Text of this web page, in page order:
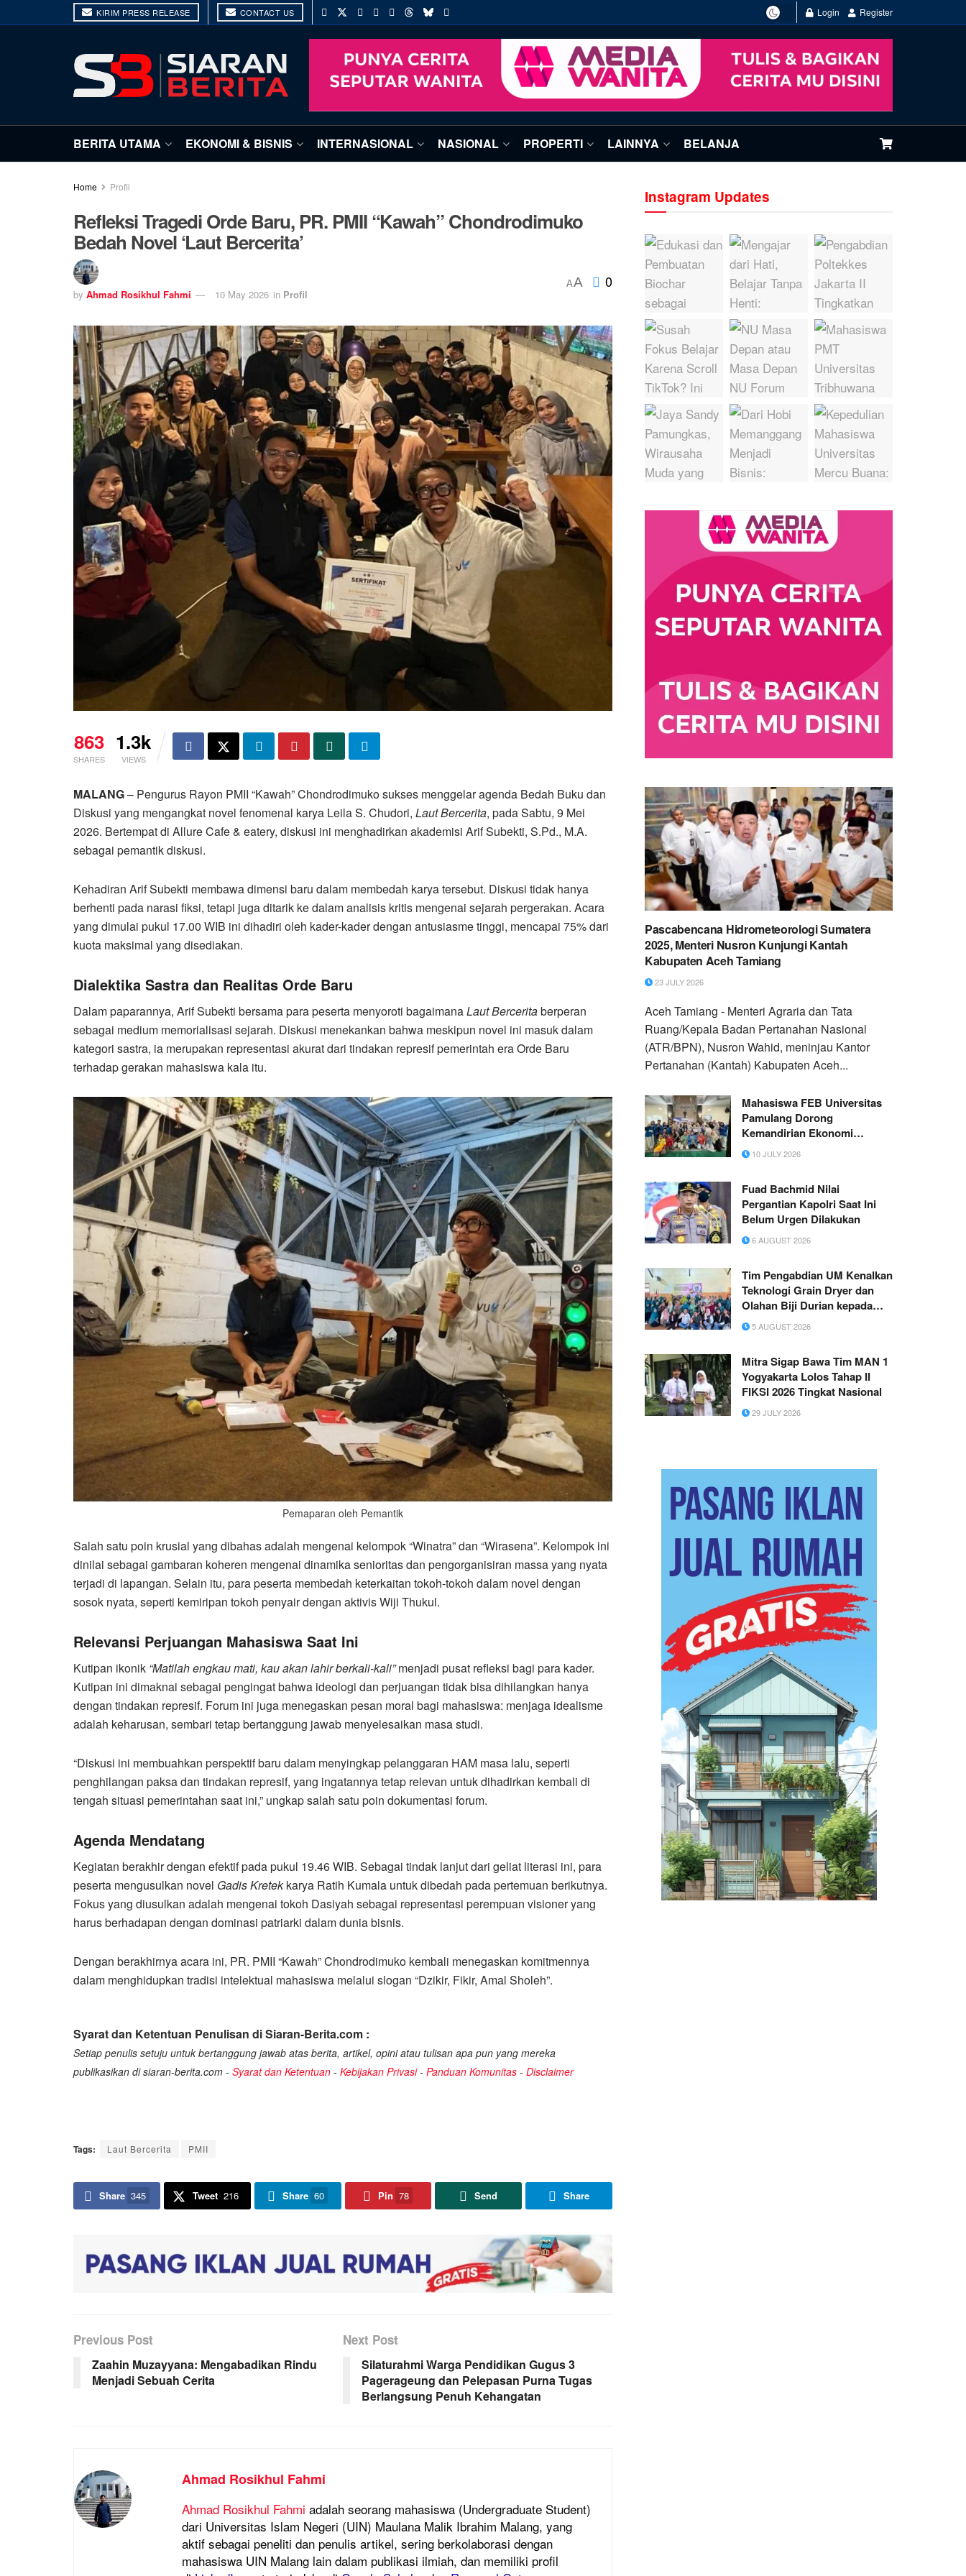
KIRIM PRESS RELEASE CONTACT US Login Register
BERITA UTAMA EKONOMI & BISNIS INTERNASIONAL NASIONAL PROPERTI LAINNYA BELANJA
Home Profil
Refleksi Tragedi Orde Baru, PR. PMII “Kawah” Chondrodimuko
Bedah Novel ‘Laut Bercerita’
by Ahmad Rosikhul Fahmi 10 May 2026 in Profil
AA 0
863
SHARES
1.3k
VIEWS
MALANG– Pengurus Rayon PMII “Kawah” Chondrodimuko sukses menggelar agenda Bedah Buku dan
Diskusi yang mengangkat novel fenomenal karya Leila S. Chudori, Laut Bercerita, pada Sabtu, 9 Mei
2026. Bertempat di Allure Cafe & eatery, diskusi ini menghadirkan akademisi Arif Subekti, S.Pd., M.A.
sebagai pemantik diskusi.
Kehadiran Arif Subekti membawa dimensi baru dalam membedah karya tersebut. Diskusi tidak hanya
berhenti pada narasi fiksi, tetapi juga ditarik ke dalam analisis kritis mengenai sejarah pergerakan. Acara
yang dimulai pukul 17.00 WIB ini dihadiri oleh kader-kader dengan antusiasme tinggi, mencapai 75% dari
kuota maksimal yang disediakan.
Dialektika Sastra dan Realitas Orde Baru
Dalam paparannya, Arif Subekti bersama para peserta menyoroti bagaimanaLaut Berceritaberperan
sebagai medium memorialisasi sejarah. Diskusi menekankan bahwa meskipun novel ini masuk dalam
kategori sastra, ia merupakan representasi akurat dari tindakan represif pemerintah era Orde Baru
terhadap gerakan mahasiswa kala itu.
Pemaparan oleh Pemantik
Salah satu poin krusial yang dibahas adalah mengenai kelompok “Winatra” dan “Wirasena”. Kelompok ini
dinilai sebagai gambaran koheren mengenai dinamika senioritas dan pengorganisiran massa yang nyata
terjadi di lapangan. Selain itu, para peserta membedah keterkaitan tokoh-tokoh dalam novel dengan
sosok nyata, seperti kemiripan tokoh penyair dengan aktivis Wiji Thukul.
Relevansi Perjuangan Mahasiswa Saat Ini
Kutipan ikonik “Matilah engkau mati, kau akan lahir berkali-kali”menjadi pusat refleksi bagi para kader.
Kutipan ini dimaknai sebagai pengingat bahwa ideologi dan perjuangan tidak bisa dihilangkan hanya
dengan tindakan represif. Forum ini juga menegaskan pesan moral bagi mahasiswa: menjaga idealisme
adalah keharusan, sembari tetap bertanggung jawab menyelesaikan masa studi.
“Diskusi ini membuahkan perspektif baru dalam menyingkap pelanggaran HAM masa lalu, seperti
penghilangan paksa dan tindakan represif, yang ingatannya tetap relevan untuk dihadirkan kembali di
tengah situasi pemerintahan saat ini,” ungkap salah satu poin dokumentasi forum.
Agenda Mendatang
Kegiatan berakhir dengan efektif pada pukul 19.46 WIB. Sebagai tindak lanjut dari geliat literasi ini, para
peserta mengusulkan novel Gadis Kretekkarya Ratih Kumala untuk dibedah pada pertemuan berikutnya.
Fokus yang diusulkan adalah mengenai tokoh Dasiyah sebagai representasi perempuan visioner yang
harus berhadapan dengan dominasi patriarki dalam dunia bisnis.
Dengan berakhirnya acara ini, PR. PMII “Kawah” Chondrodimuko kembali menegaskan komitmennya
dalam menghidupkan tradisi intelektual mahasiswa melalui slogan “Dzikir, Fikir, Amal Sholeh”.
Syarat dan Ketentuan Penulisan di Siaran-Berita.com :
Setiap penulis setuju untuk bertanggung jawab atas berita, artikel, opini atau tulisan apa pun yang mereka
publikasikan di siaran-berita.com - Syarat dan Ketentuan - Kebijakan Privasi- Panduan Komunitas - Disclaimer
Tags: Laut Bercerita PMII
Share 345 Tweet 216 Share 60 Pin 78 Send Share
Previous Post
Zaahin Muzayyana: Mengabadikan Rindu
Menjadi Sebuah Cerita
Next Post
Silaturahmi Warga Pendidikan Gugus 3
Pagerageung dan Pelepasan Purna Tugas
Berlangsung Penuh Kehangatan
Ahmad Rosikhul Fahmi
Ahmad Rosikhul Fahmi adalah seorang mahasiswa (Undergraduate Student)
dari Universitas Islam Negeri (UIN) Maulana Malik Ibrahim Malang, yang
aktif sebagai peneliti dan penulis artikel, sering berkolaborasi dengan
mahasiswa UIN Malang lain dalam publikasi ilmiah, dan memiliki profil
Instagram Updates
Pascabencana Hidrometeorologi Sumatera
2025, Menteri Nusron Kunjungi Kantah
Kabupaten Aceh Tamiang
23 JULY 2026
Aceh Tamiang - Menteri Agraria dan Tata
Ruang/Kepala Badan Pertanahan Nasional
(ATR/BPN), Nusron Wahid, meninjau Kantor
Pertanahan (Kantah) Kabupaten Aceh...
Mahasiswa FEB Universitas
Pamulang Dorong
Kemandirian Ekonomi
Masyarakat melalui Literasi
Digital dan Pemanfaatan
10 JULY 2026
Fuad Bachmid Nilai
Pergantian Kapolri Saat Ini
Belum Urgen Dilakukan
6 AUGUST 2026
Tim Pengabdian UM Kenalkan
Teknologi Grain Dryer dan
Olahan Biji Durian kepada
Masyarakat Desa Jombok
5 AUGUST 2026
Mitra Sigap Bawa Tim MAN 1
Yogyakarta Lolos Tahap II
FIKSI 2026 Tingkat Nasional
29 JULY 2026